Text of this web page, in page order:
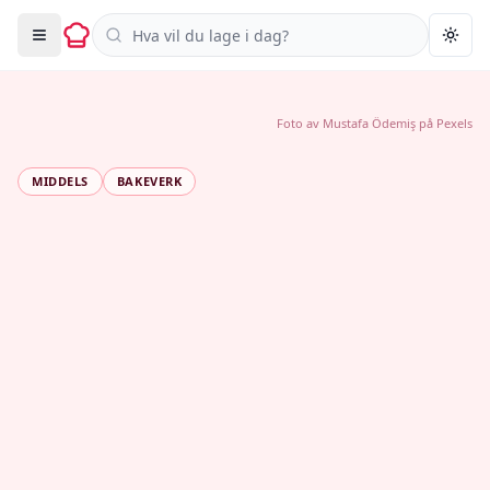
Søk i oppskrifter
MIDDELS BAKEVERK
Foto av Mustafa Ödemiş på Pexels